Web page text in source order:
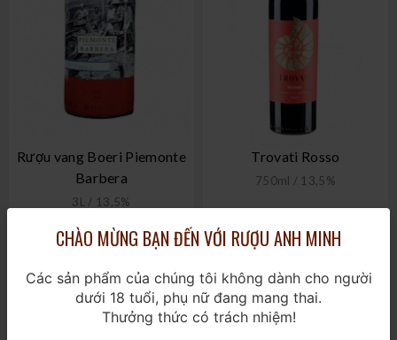
Rượu vang Boeri Piemonte
Barbera
3L / 13,5%
630.000₫
Trovati Rosso
750ml / 13,5%
360.000₫
CHÀO MỪNG BẠN ĐẾN VỚI RƯỢU ANH MINH
Các sản phẩm của chúng tôi không dành cho người
dưới 18 tuổi, phụ nữ đang mang thai.
Thưởng thức có trách nhiệm!